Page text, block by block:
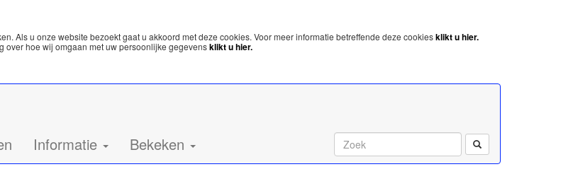
Als u onze website bezoekt gaat u akkoord met deze cookies. Voor meer informatie betreffende deze cookiesklikt u hier.
over hoe wij omgaan met uw persoonlijke gegevensklikt u hier.
Informatie Bekeken